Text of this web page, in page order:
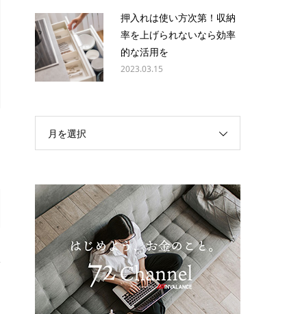
押入れは使い方次第！収納
率を上げられないなら効率
的な活用を
2023.03.15
月を選択